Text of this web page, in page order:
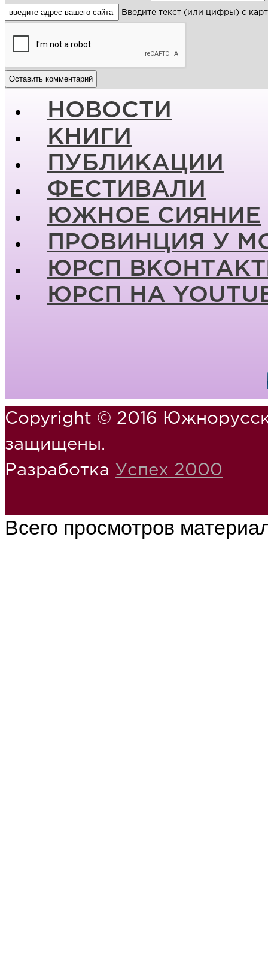
Введите текст (или цифры) с
НОВОСТИ
КНИГИ
ПУБЛИКАЦИИ
ФЕСТИВАЛИ
ЮЖНОЕ СИЯНИЕ
ПРОВИНЦИЯ У
ЮРСП
ЮРСП НА
Copyright © 2016
защищены.
Разработка Успех 2000
Всего просмотров